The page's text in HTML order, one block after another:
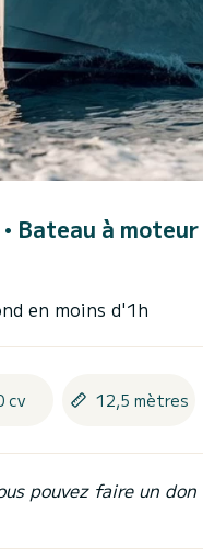
• Bateau à moteur
en moins d'1h
cv 12,5 mètres
pouvez faire un